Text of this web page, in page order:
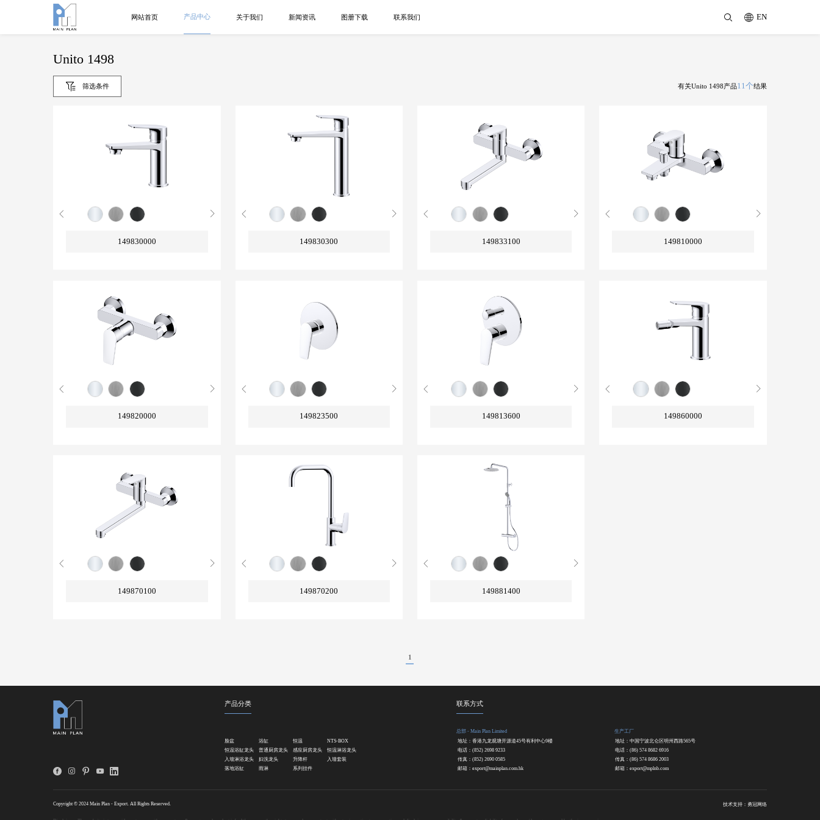
网站首页 产品中心 关于我们 新闻资讯 图册下载 联系我们 EN
Unito 1498
筛选条件 有关Unito 1498产品11个结果
149830000 149830300 149833100 149810000
149820000 149823500 149813600 149860000
149870100 149870200 149881400
1
产品分类 联系方式
总部 - Main Plan Limited
生产工厂
脸盆
浴缸 恒温
NTS-BOX
恒温浴缸龙头
普通厨房龙头 感应厨房龙头
恒温淋浴龙头
入墙淋浴龙头
妇洗龙头 升降杆
入墙套装
落地浴缸
雨淋 系列挂件
地址：香港九龙观塘开源道45号有利中心9楼
电话：(852) 2698 9233
传真：(852) 2690 0585
邮箱：export@mainplan.com.hk
地址：中国宁波北仑区明州西路565号
电话：(86) 574 8682 6916
传真：(86) 574 8686 2003
邮箱：export@mplnb.com
Copyright © 2024 Main Plan - Export. All Rights Reserved. 技术支持：勇冠网络